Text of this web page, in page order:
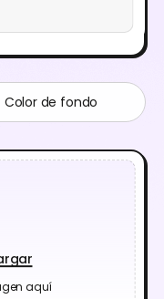
aquí
Color de fondo